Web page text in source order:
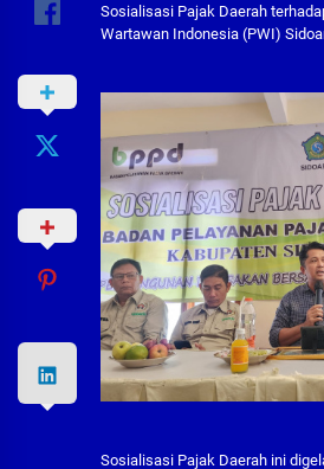
Sosialisasi Pajak Daerah
Wartawan Indonesia (PWI)
Sosialisasi Pajak Daerah ini